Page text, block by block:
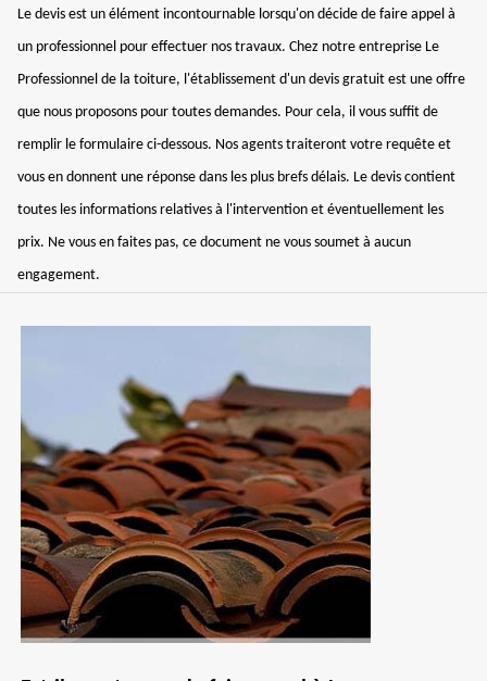
Le devis est un élément incontournable lorsqu'on décide de faire appel à
un professionnel pour effectuer nos travaux. Chez notre entreprise Le
Professionnel de la toiture, l'établissement d'un devis gratuit est une offre
que nous proposons pour toutes demandes. Pour cela, il vous suffit de
remplir le formulaire ci-dessous. Nos agents traiteront votre requête et
vous en donnent une réponse dans les plus brefs délais. Le devis contient
toutes les informations relatives à l'intervention et éventuellement les
prix. Ne vous en faites pas, ce document ne vous soumet à aucun
engagement.